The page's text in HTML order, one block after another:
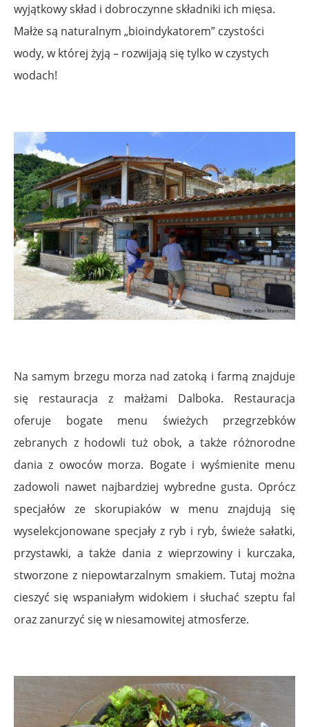
wyjątkowy skład i dobroczynne składniki ich mięsa.
Małże są naturalnym „bioindykatorem” czystości
wody, w której żyją – rozwijają się tylko w czystych
wodach!
Na samym brzegu morza nad zatoką i farmą znajduje
się restauracja z małżami Dalboka. Restauracja
oferuje bogate menu świeżych przegrzebków
zebranych z hodowli tuż obok, a także różnorodne
dania z owoców morza. Bogate i wyśmienite menu
zadowoli nawet najbardziej wybredne gusta. Oprócz
specjałów ze skorupiaków w menu znajdują się
wyselekcjonowane specjały z ryb i ryb, świeże sałatki,
przystawki, a także dania z wieprzowiny i kurczaka,
stworzone z niepowtarzalnym smakiem. Tutaj można
cieszyć się wspaniałym widokiem i słuchać szeptu fal
oraz zanurzyć się w niesamowitej atmosferze.